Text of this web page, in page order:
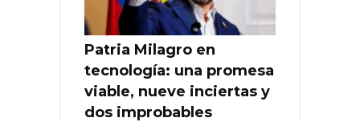
Patria Milagro en
tecnología: una promesa
viable, nueve inciertas y
dos improbables